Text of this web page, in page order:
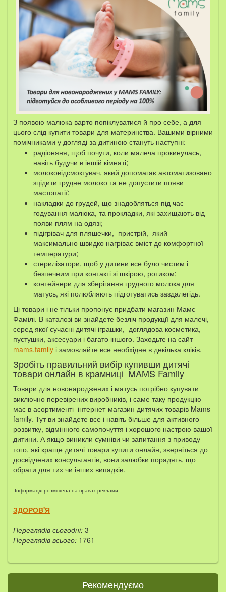
З появою малюка варто попіклуватися й про себе, а для
цього слід купити товари для материнства. Вашими вірними
помічниками у догляді за дитиною стануть наступні:
радіоняня, щоб почути, коли малеча прокинулась,
навіть будучи в іншій кімнаті;
молоковідсмоктувач, який допомагає автоматизовано
зцідити грудне молоко та не допустити появи
мастопатії;
накладки до грудей, що знадобляться під час
годування малюка, та прокладки, які захищають від
появи плям на одязі;
підігрівач для пляшечки, пристрій, який
максимально швидко нагріває вміст до комфортної
температури;
стерилізатори, щоб у дитини все було чистим і
безпечним при контакті зі шкірою, ротиком;
контейнери для зберігання грудного молока для
матусь, які полюбляють підготуватись заздалегідь.
Ці товари і не тільки пропонує придбати магазин Мамс
Фамілі. В каталозі ви знайдете безліч продукції для малечі,
серед якої сучасні дитячі іграшки, доглядова косметика,
пустушки, аксесуари і багато іншого. Заходьте на сайт
mams.family і замовляйте все необхідне в декілька кліків.
Зробіть правильний вибір купивши дитячі
товари онлайн в крамниці MAMS Family
Товари для новонароджених і матусь потрібно купувати
виключно перевірених виробників, і саме таку продукцію
має в асортименті інтернет-магазин дитячих товарів Mams
family. Тут ви знайдете все і навіть більше для активного
розвитку, відмінного самопочуття і хорошого настрою вашої
дитини. А якщо виникли сумніви чи запитання з приводу
того, які краще дитячі товари купити онлайн, зверніться до
досвідчених консультантів, вони залюбки порадять, що
обрати для тих чи інших випадків.
Інформація розміщена на правах реклами
ЗДОРОВ'Я
Переглядів сьогодні: 3
Переглядів всього: 1761
Рекомендуємо